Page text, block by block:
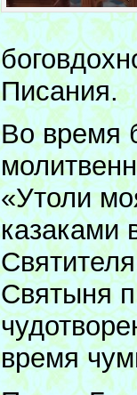
Писания.
Во время
«Утоли
казаками
Святыня
время